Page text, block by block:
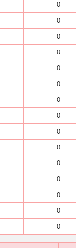
0
0
0
0
0
0
0
0
0
0
0
0
0
0
0